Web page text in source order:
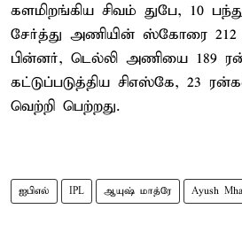
களமிறங்கிய சிவம் துபே, 10
சேர்த்து அணியின் ஸ்கோரை
பின்னர், டெல்லி அணியை 189
கட்டுப்படுத்திய சிஎஸ்கே, 23
வெற்றி பெற்றது.
ஐபிஎல் IPL ஆயுஷ் மாத்ரே Ayush